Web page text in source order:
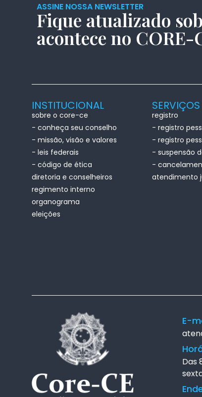
ASSINE NOSSA NEWSLETTER
Fique atualizado
acontece no CORE-
INSTITUCIONAL
sobre o core-ce
- conheça seu conselho
- missão, visão e valores
- leis federais
- código de ética
diretoria e conselheiros
regimento interno
organograma
eleições
SERVIÇOS
registro
- registro
- registro
- suspensão
-
atendimento
E-
Das